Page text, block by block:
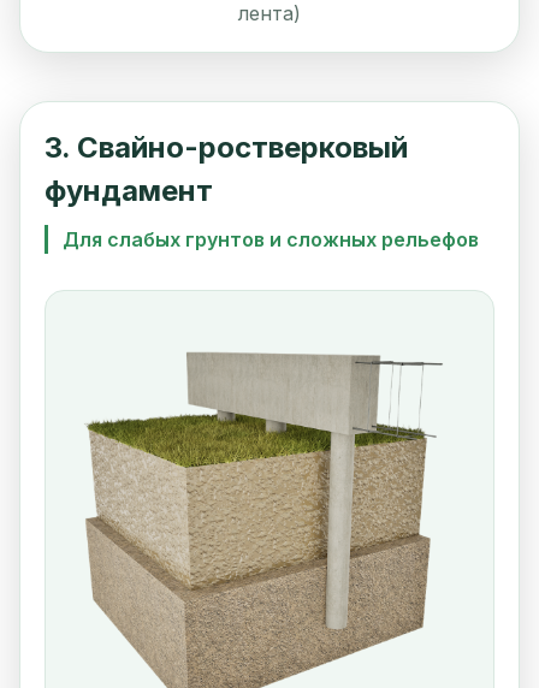
лента)
3. Свайно-ростверковый
фундамент
Для слабых грунтов и сложных рельефов